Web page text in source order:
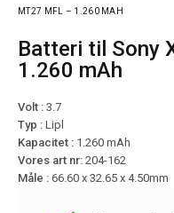
MT27 MFL – 1.260 MAH
Batteri til Sony Xperia MT27 mfl –
1.260 mAh
Volt : 3.7
Typ : Lipl
Kapacitet : 1.260 mAh
Vores art nr: 204-162
Måle : 66.60 x 32.65 x 4.50mm